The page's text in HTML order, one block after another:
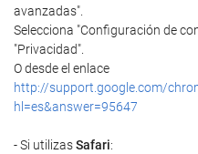
avanzadas".
Selecciona "Configuración de
"Privacidad".
O desde el enlace
http://support.google.com/
hl=es&answer=95647
- Si utilizasSafari: